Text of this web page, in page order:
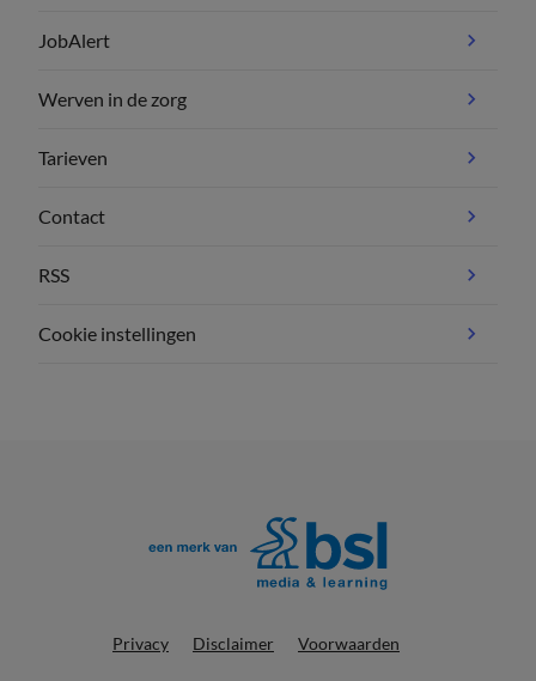
JobAlert
Werven in de zorg
Tarieven
Contact
RSS
Cookie instellingen
Privacy Disclaimer Voorwaarden